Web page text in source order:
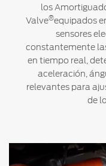
los
Valve®equipados
sensores
constantemente
en tiempo real,
aceleración,
relevantes para
de